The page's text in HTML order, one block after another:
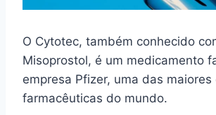
O Cytotec, também conhecido
Misoprostol, é um medicamento
empresa Pfizer, uma das maiores
farmacêuticas do mundo.